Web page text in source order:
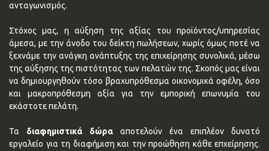
ανταγωνισμός.
Στόχος μας, η αύξηση της αξίας του προϊόντος/υπηρεσίας
άμεσα, με την άνοδο του δείκτη πωλήσεων, χωρίς όμως ποτέ να
ξεχνάμε την ανάγκη ανάπτυξης της επιχείρησης συνολικά, μέσω
της αύξησης της πιστότητας των πελατών της. Σκοπός μας είναι
να δημιουργηθούν τόσο βραχυπρόθεσμα οικονομικά οφέλη, όσο
και μακροπρόθεσμη αξία για την εμπορική επωνυμία του
εκάστοτε πελάτη.
Τα διαφημιστικά δώρα αποτελούν ένα επιπλέον δυνατό
εργαλείο για τη διαφήμιση και την προώθηση κάθε επχείρησης.